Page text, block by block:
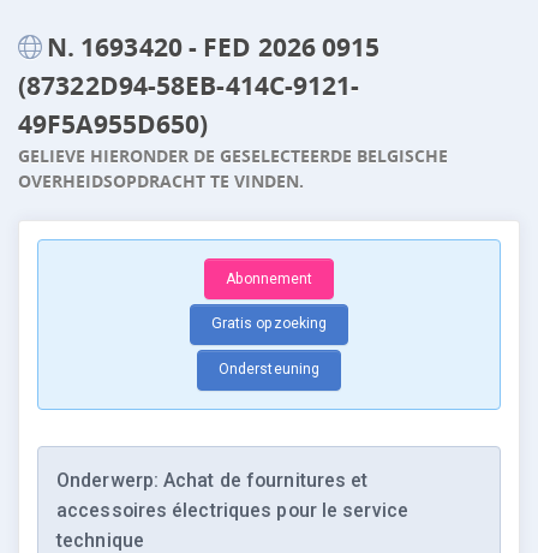
N. 1693420 - FED 2026 0915
(87322D94-58EB-414C-9121-
49F5A955D650)
GELIEVE HIERONDER DE GESELECTEERDE BELGISCHE
OVERHEIDSOPDRACHT TE VINDEN.
Abonnement
Gratis opzoeking
Ondersteuning
Onderwerp: Achat de fournitures et
accessoires électriques pour le service
technique